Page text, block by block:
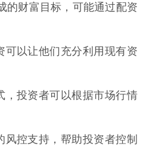
的财富目标，可能通过配资
可以让他们充分利用现有资
，投资者可以根据市场行情
控支持，帮助投资者控制